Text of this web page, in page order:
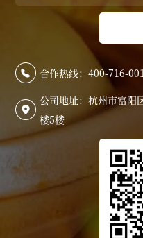
 合作热线：400-716-

公司地址：杭州市富阳
楼5楼